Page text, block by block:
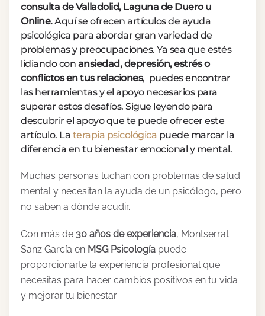
consulta de Valladolid, Laguna de Duero u
Online.Aquí se ofrecen artículos de ayuda
psicológica para abordar gran variedad de
problemas y preocupaciones. Ya sea que estés
lidiando con ansiedad, depresión, estrés o
conflictos en tus relaciones, puedes encontrar
las herramientas y el apoyo necesarios para
superar estos desafíos. Sigue leyendo para
descubrir el apoyo que te puede ofrecer este
artículo. La terapia psicológica puede marcar la
diferencia en tu bienestar emocional y mental.
Muchas personas luchan con problemas de salud
mental y necesitan la ayuda de un psicólogo, pero
no saben a dónde acudir.
Con más de 30 años de experiencia, Montserrat
Sanz García en MSG Psicología puede
proporcionarte la experiencia profesional que
necesitas para hacer cambios positivos en tu vida
y mejorar tu bienestar.